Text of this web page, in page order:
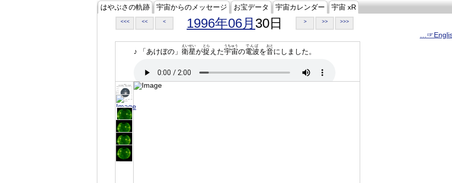
はやぶさの軌跡 宇宙からのメッセージ お宝データ 宇宙カレンダー 宇宙 xR
<<< << < 1996年06月 30日 > >> >>>
♪ 「あけぼの」 衛星
えいせい
が捉
とら
えた宇宙
うちゅう
の電波
でんぱ
を音
おと
にしました。